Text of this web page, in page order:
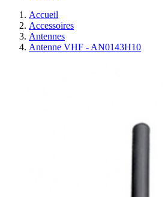
Accueil
Accessoires
Antennes
Antenne VHF - AN0143H10